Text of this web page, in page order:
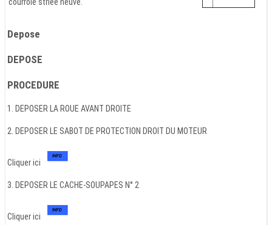
Depose
DEPOSE
PROCEDURE
1. DEPOSER LA ROUE AVANT DROITE
2. DEPOSER LE SABOT DE PROTECTION DROIT DU MOTEUR
Cliquer ici
3. DEPOSER LE CACHE-SOUPAPES N° 2
Cliquer ici